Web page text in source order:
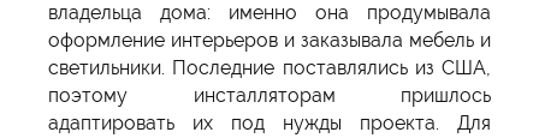
владельца дома: именно она продумывала
оформление интерьеров и заказывала мебель и
светильники. Последние поставлялись из США,
поэтому инсталляторам пришлось
адаптировать их под нужды проекта. Для